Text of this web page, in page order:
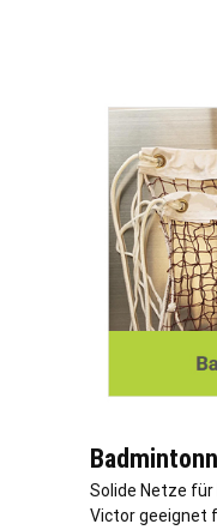
Solide Netze für
Victor geeignet